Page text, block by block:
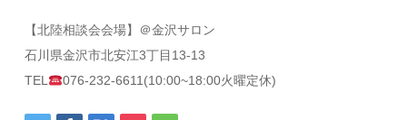
【北陸相談会会場】＠金沢サロン
石川県金沢市北安江3丁目13-13
TEL
076-232-6611(10:00~18:00火曜定休)